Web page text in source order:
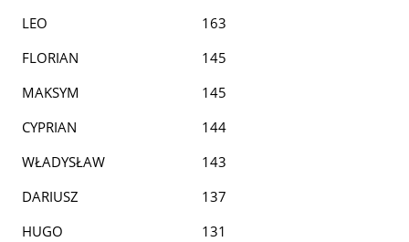
LEO
163
FLORIAN
145
MAKSYM
145
CYPRIAN
144
WŁADYSŁAW
143
DARIUSZ
137
HUGO
131